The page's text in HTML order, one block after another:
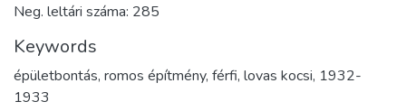
Neg. leltári száma: 285
Keywords
épületbontás, romos építmény, férfi, lovas kocsi, 1932-
1933